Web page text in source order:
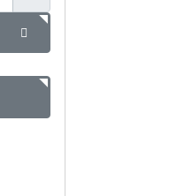
SHOW PASSWORD